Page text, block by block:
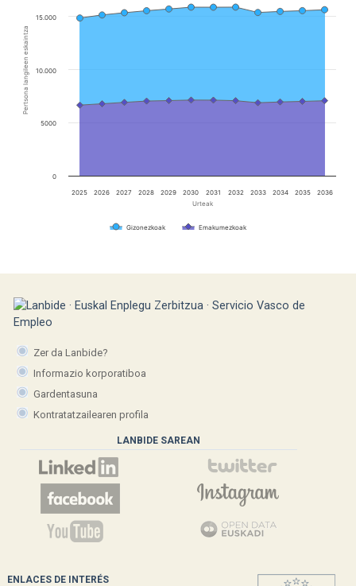
Urteak
Pertsona langileen eskaintza
Gizonezkoak Emakumezkoak
2025 2026 2027 2028 2029 2030 2031 2032 2033 2034 2035 2036
0
5000
10.000
15.000
Zer da Lanbide?
Informazio korporatiboa
Gardentasuna
Kontratatzailearen profila
LANBIDE SAREAN
ENLACES DE INTERÉS